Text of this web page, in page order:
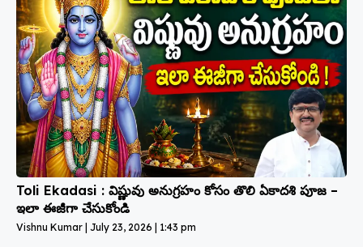
Toli Ekadasi : విష్ణువు అనుగ్రహం కోసం తొలి ఏకాదశి పూజ –
ఇలా ఈజీగా చేసుకోండి
Vishnu Kumar July 23, 2026 1:43 pm